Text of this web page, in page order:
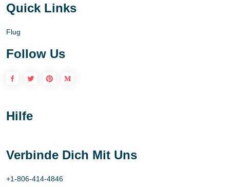
Quick Links
Flug
Follow Us
Hilfe
Verbinde Dich Mit Uns
+1-806-414-4846